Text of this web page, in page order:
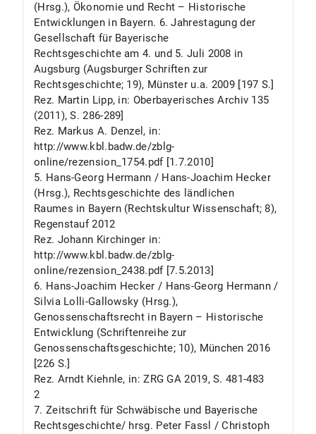
(Hrsg.), Ökonomie und Recht – Historische
Entwicklungen in Bayern. 6. Jahrestagung der
Gesellschaft für Bayerische
Rechtsgeschichte am 4. und 5. Juli 2008 in
Augsburg (Augsburger Schriften zur
Rechtsgeschichte; 19), Münster u.a. 2009 [197 S.]
Rez. Martin Lipp, in: Oberbayerisches Archiv 135
(2011), S. 286-289]
Rez. Markus A. Denzel, in:
http://www.kbl.badw.de/zblg-
online/rezension_1754.pdf [1.7.2010]
5. Hans-Georg Hermann / Hans-Joachim Hecker
(Hrsg.), Rechtsgeschichte des ländlichen
Raumes in Bayern (Rechtskultur Wissenschaft; 8),
Regenstauf 2012
Rez. Johann Kirchinger in:
http://www.kbl.badw.de/zblg-
online/rezension_2438.pdf [7.5.2013]
6. Hans-Joachim Hecker / Hans-Georg Hermann /
Silvia Lolli-Gallowsky (Hrsg.),
Genossenschaftsrecht in Bayern – Historische
Entwicklung (Schriftenreihe zur
Genossenschaftsgeschichte; 10), München 2016
[226 S.]
Rez. Arndt Kiehnle, in: ZRG GA 2019, S. 481-483
2
7. Zeitschrift für Schwäbische und Bayerische
Rechtsgeschichte/ hrsg. Peter Fassl / Christoph